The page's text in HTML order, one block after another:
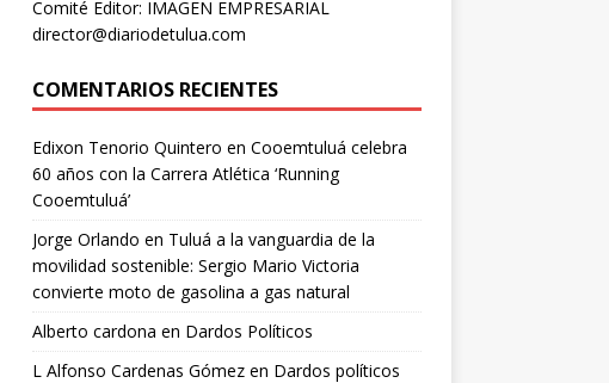
Comité Editor: IMAGEN EMPRESARIAL
director@diariodetulua.com
COMENTARIOS RECIENTES
Edixon Tenorio Quintero en Cooemtuluá celebra
60 años con la Carrera Atlética ‘Running
Cooemtuluá’
Jorge Orlando en Tuluá a la vanguardia de la
movilidad sostenible: Sergio Mario Victoria
convierte moto de gasolina a gas natural
Alberto cardona en Dardos Políticos
L Alfonso Cardenas Gómezen Dardos políticos